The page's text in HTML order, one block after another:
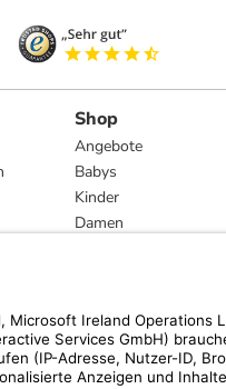
Shop
Angebote
Babys
Kinder
Damen
Marken